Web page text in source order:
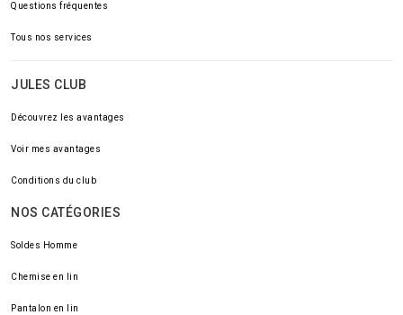
Questions fréquentes
Tous nos services
JULES CLUB
Découvrez les avantages
Voir mes avantages
Conditions du club
NOS CATÉGORIES
Soldes Homme
Chemise en lin
Pantalon en lin